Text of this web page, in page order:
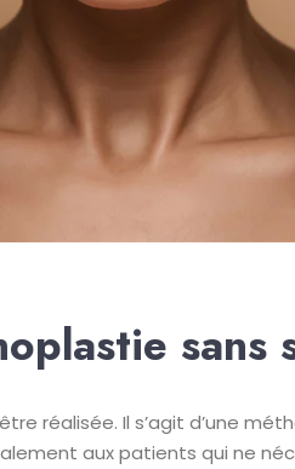
sans
réalisée. Il s’agit d’une
aux patients qui ne